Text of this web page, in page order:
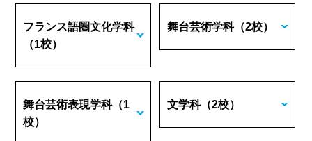
フランス語圏文化学科
（1校）
舞台芸術学科（2校）
舞台芸術表現学科（1
校）
文学科（2校）